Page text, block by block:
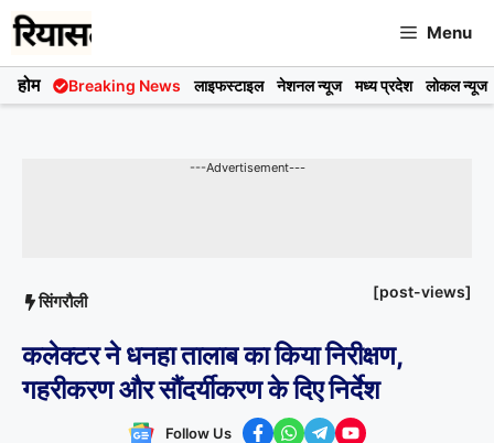
Skip
to
content
Menu
होम Breaking News लाइफस्टाइल नेशनल न्यूज मध्य प्रदेश लोकल न्यूज
---Advertisement---
सिंगरौली [post-views]
कलेक्टर ने धनहा तालाब का किया निरीक्षण,
गहरीकरण और सौंदर्यीकरण के दिए निर्देश
Follow Us